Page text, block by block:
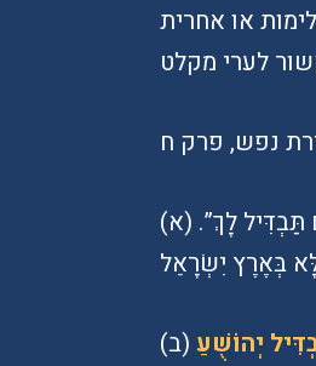
או אחרית
נפש, פרק ח
(א) מִצְוַת עֲשֵׂה לְהַפְרִישׁ עָרֵי מִקְלָט שֶׁנֶּאֱמַר (דברים יט ב) “שָׁלוֹשׁ עָרִים תַּבְדִּיל לָךְ”.
(ב)